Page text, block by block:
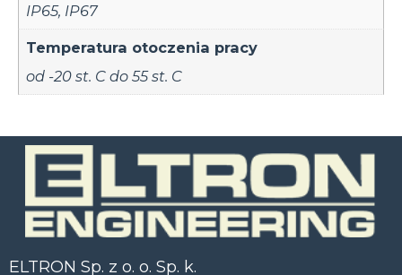
IP65, IP67
Temperatura otoczenia pracy
od -20 st. C do 55 st. C
ELTRON Sp. z o. o. Sp. k.